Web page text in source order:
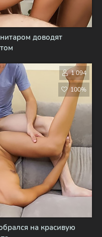
доводят
на красивую
1 094
100%